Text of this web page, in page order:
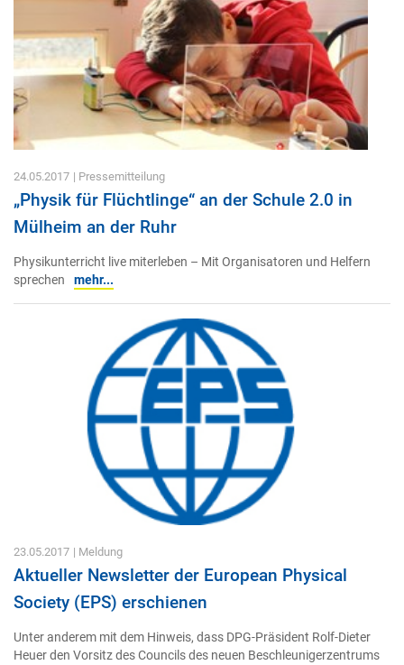
24.05.2017 | Pressemitteilung
„Physik für Flüchtlinge“ an der Schule 2.0 in
Mülheim an der Ruhr
Physikunterricht live miterleben – Mit Organisatoren und Helfern
sprechen
mehr...
23.05.2017 | Meldung
Aktueller Newsletter der European Physical
Society (EPS) erschienen
Unter anderem mit dem Hinweis, dass DPG-Präsident Rolf-Dieter
Heuer den Vorsitz des Councils des neuen Beschleunigerzentrums